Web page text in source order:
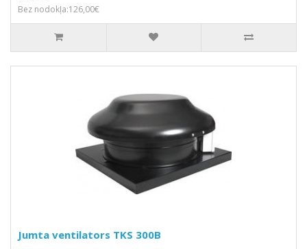
Bez nodokļa:126,00€
Jumta ventilators TKS 300B